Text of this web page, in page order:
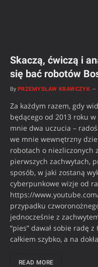
Skaczą, ćwiczą i
się bać robotów
By PRZEMYSŁAW KRAWCZYK
Za każdym razem, gdy
będącego od 2013 roku
mnie dwa uczucia –
we mnie wewnętrzny
robotach o niezliczonych
pierwszych zachwytach,
sposób, w jaki zostaną
cyberpunkowe wizje od
https://
przypadku
jednocześnie z
“pies” dawał sobie radę
całkiem szybko, a na
READ MORE